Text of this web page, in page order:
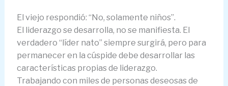
El viejo respondió: “No, solamente niños”.
El liderazgo se desarrolla, no se manifiesta. El
verdadero “líder nato” siempre surgirá, pero para
permanecer en la cúspide debe desarrollar las
características propias de liderazgo.
Trabajando con miles de personas deseosas de